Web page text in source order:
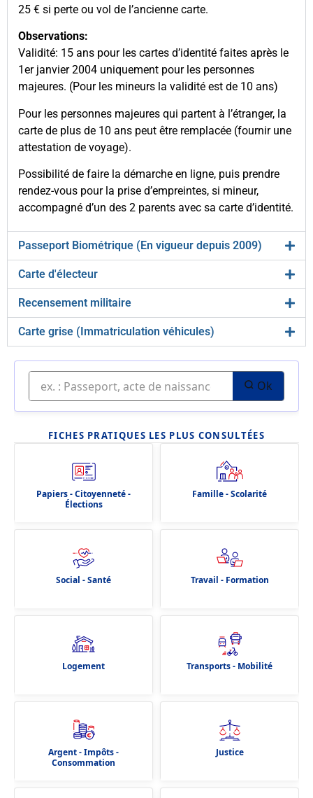
25 € si perte ou vol de l’ancienne carte.
Observations:
Validité: 15 ans pour les cartes d’identité faites après le
1er janvier 2004 uniquement pour les personnes
majeures. (Pour les mineurs la validité est de 10 ans)
Pour les personnes majeures qui partent à l’étranger, la
carte de plus de 10 ans peut être remplacée (fournir une
attestation de voyage).
Possibilité de faire la démarche en ligne, puis prendre
rendez-vous pour la prise d’empreintes, si mineur,
accompagné d’un des 2 parents avec sa carte d’identité.
Passeport Biométrique (En vigueur depuis 2009)
Carte d'électeur
Recensement militaire
Carte grise (Immatriculation véhicules)
Ok
FICHES PRATIQUES LES PLUS CONSULTÉES
Papiers - Citoyenneté -
Élections
Famille - Scolarité
Social - Santé Travail - Formation
Logement Transports - Mobilité
Argent - Impôts -
Consommation
Justice